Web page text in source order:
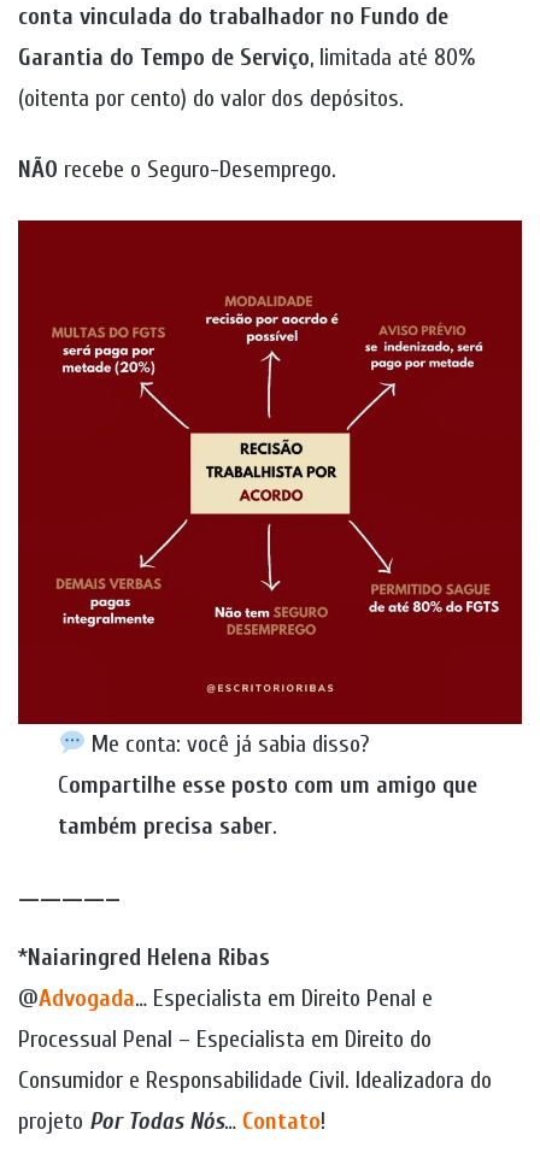
conta vinculada do trabalhador no Fundo de
Garantia do Tempo de Serviço, limitada até 80%
(oitenta por cento) do valor dos depósitos.
NÃO recebe o Seguro-Desemprego.
Me conta: você já sabia disso?
Compartilhe esse posto com um amigo que
também precisa saber.
————–
*Naiaringred Helena Ribas
@Advogada… Especialista em Direito Penal e
Processual Penal – Especialista em Direito do
Consumidor e Responsabilidade Civil. Idealizadora do
projeto Por Todas Nós… Contato!